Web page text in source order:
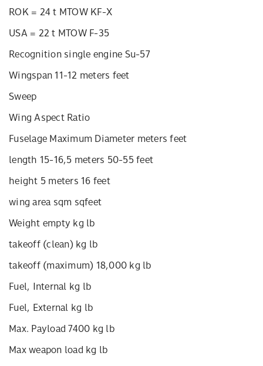
ROK = 24 t MTOW KF-X
USA = 22 t MTOW F-35
Recognition single engine Su-57
Wingspan 11-12 meters feet
Sweep
Wing Aspect Ratio
Fuselage Maximum Diameter meters feet
length 15-16,5 meters 50-55 feet
height 5 meters 16 feet
wing area sqm sqfeet
Weight empty kg lb
takeoff (clean) kg lb
takeoff (maximum) 18,000 kg lb
Fuel, Internal kg lb
Fuel, External kg lb
Max. Payload 7400 kg lb
Max weapon load kg lb